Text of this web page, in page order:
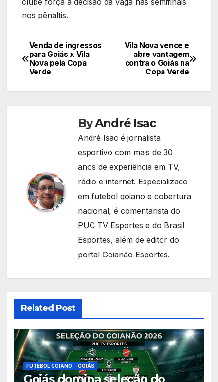
clube força a decisão da vaga nas semifinais
nos pênaltis.
Navegação
de
Post
Vila Nova vence e
abre vantagem
contra o Goiás na
Copa Verde
Venda de ingressos
para Goiás x Vila
Nova pela Copa
Verde
ByAndré Isac
André Isac é jornalista
esportivo com mais de 30
anos de experiência em TV,
rádio e internet. Especializado
em futebol goiano e cobertura
nacional, é comentarista do
PUC TV Esportes e do Brasil
Esportes, além de editor do
portal Goianão Esportes.
Related Post
FUTEBOL GOIANO GOIÁS
Goiás domina seleção do